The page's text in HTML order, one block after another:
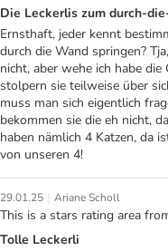
Die Leckerlis zum durch-
Ernsthaft, jeder kennt
durch die Wand springen?
nicht, aber wehe ich habe die
stolpern sie teilweise über
muss man sich eigentlich
bekommen sie die eh nicht,
haben nämlich 4 Katzen, da
von unseren 4!
29.01.25 | Ariane Scholl
This is a stars rating area
Tolle Leckerli